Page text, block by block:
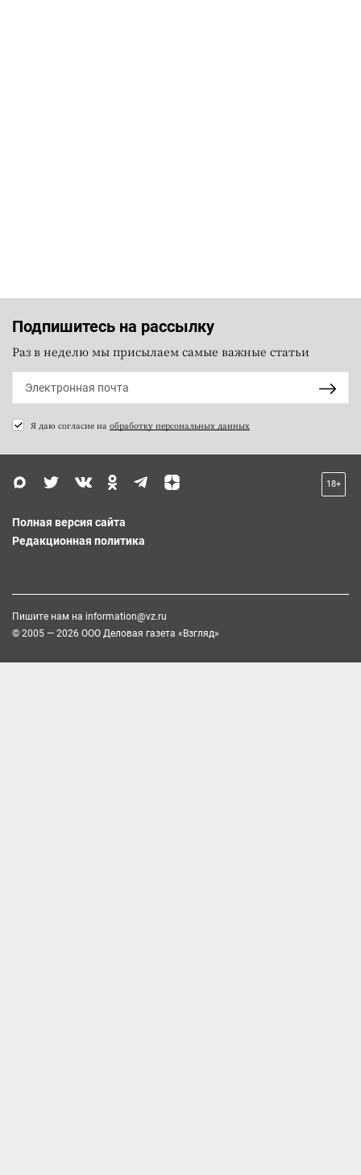
Подпишитесь на рассылку
Раз в неделю мы присылаем самые важные статьи
Я даю согласие на обработку персональных данных
18+
Полная версия сайта
Редакционная политика
Пишите нам на information@vz.ru
© 2005 — 2026 ООО Деловая газета «Взгляд»